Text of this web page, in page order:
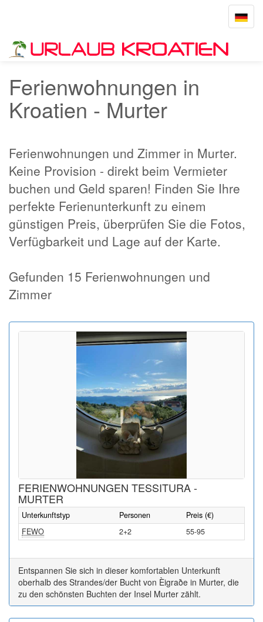
Toggle
Startseite
Murter
Ferienwohnungen in
Kroatien - Murter
Ferienwohnungen und Zimmer in Murter.
Keine Provision - direkt beim Vermieter
buchen und Geld sparen! Finden Sie Ihre
perfekte Ferienunterkunft zu einem
günstigen Preis, überprüfen Sie die Fotos,
Verfügbarkeit und Lage auf der Karte.
Gefunden 15 Ferienwohnungen und
Zimmer
FERIENWOHNUNGEN TESSITURA -
MURTER
Unterkunftstyp Personen
Preis (€)
FEWO
2+2 55-95
Entspannen Sie sich in dieser komfortablen Unterkunft
oberhalb des Strandes/der Bucht von Èigraðe in Murter, die
zu den schönsten Buchten der Insel Murter zählt.